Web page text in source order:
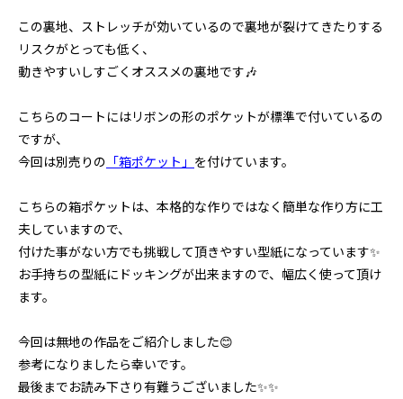
この裏地、ストレッチが効いているので裏地が裂けてきたりする
リスクがとっても低く、
動きやすいしすごくオススメの裏地です🎶
こちらのコートにはリボンの形のポケットが標準で付いているの
ですが、
今回は別売りの 「箱ポケット」 を付けています。
こちらの箱ポケットは、本格的な作りではなく簡単な作り方に工
夫していますので、
付けた事がない方でも挑戦して頂きやすい型紙になっています✨
お手持ちの型紙にドッキングが出来ますので、幅広く使って頂け
ます。
今回は無地の作品をご紹介しました😊
参考になりましたら幸いです。
最後までお読み下さり有難うございました✨✨